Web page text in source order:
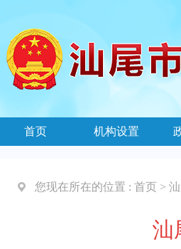
首页 机构设置
您现在所在的位置 : 首页 >
汕